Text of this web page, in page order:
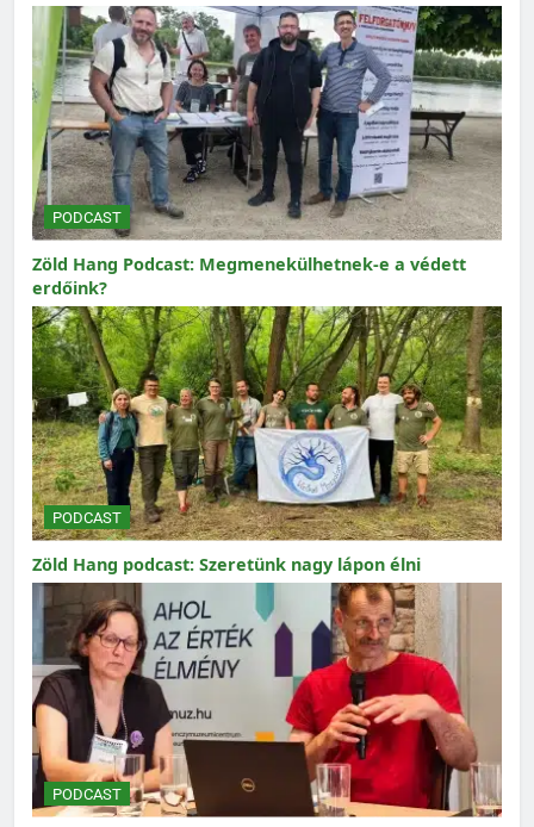
PODCAST
Zöld Hang Podcast: Megmenekülhetnek-e a védett
erdőink?
PODCAST
Zöld Hang podcast: Szeretünk nagy lápon élni
PODCAST